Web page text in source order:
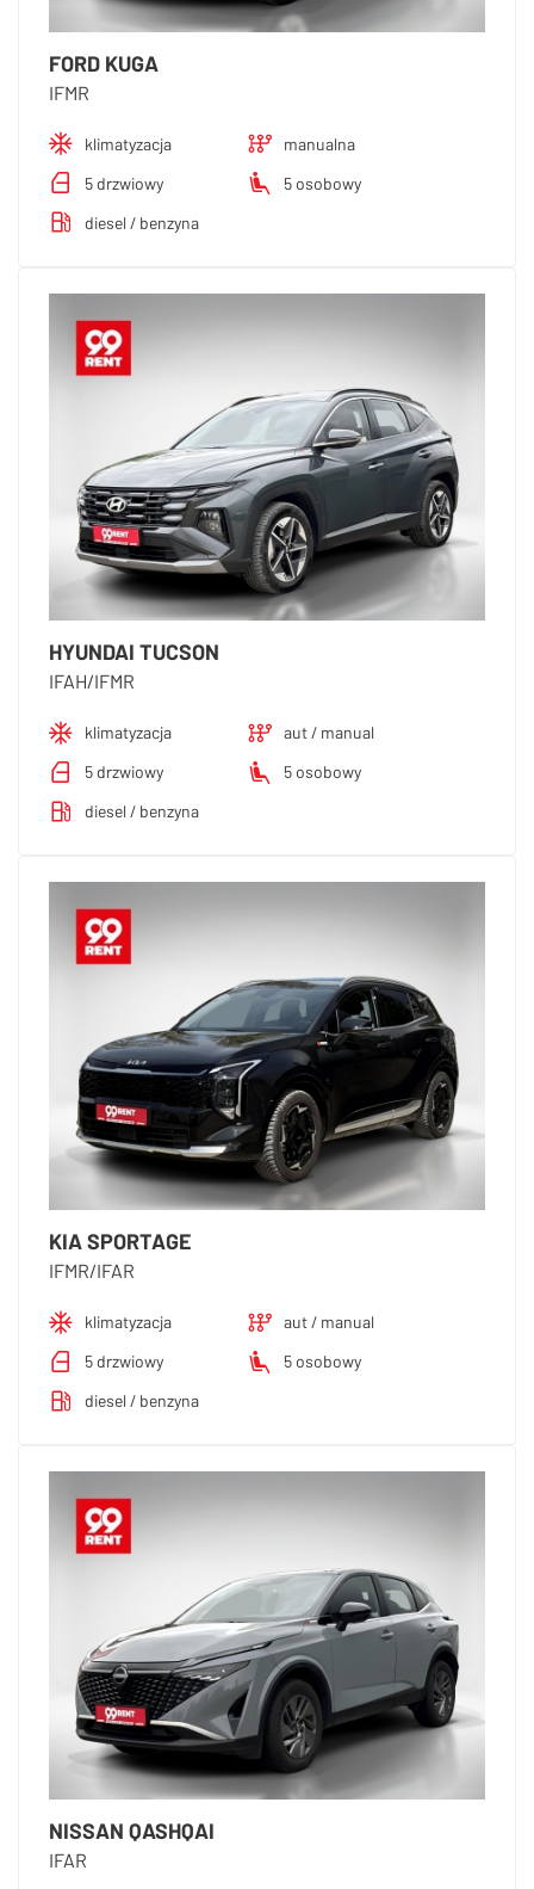
FORD KUGA
IFMR
klimatyzacja
manualna
5 drzwiowy
5 osobowy
diesel / benzyna
HYUNDAI TUCSON
IFAH/IFMR
klimatyzacja
aut / manual
5 drzwiowy
5 osobowy
diesel / benzyna
KIA SPORTAGE
IFMR/IFAR
klimatyzacja
aut / manual
5 drzwiowy
5 osobowy
diesel / benzyna
NISSAN QASHQAI
IFAR